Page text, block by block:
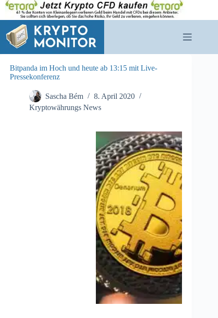
Zum
Inhalt
springen
Bitpanda im Hoch und heute ab 13:15 mit Live-
Pressekonferenz
Sascha Bém
8. April 2020
Kryptowährungs News